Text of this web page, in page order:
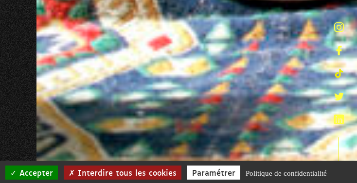
Accepter Interdire tous les cookies Paramétrer Politique de confidentialité